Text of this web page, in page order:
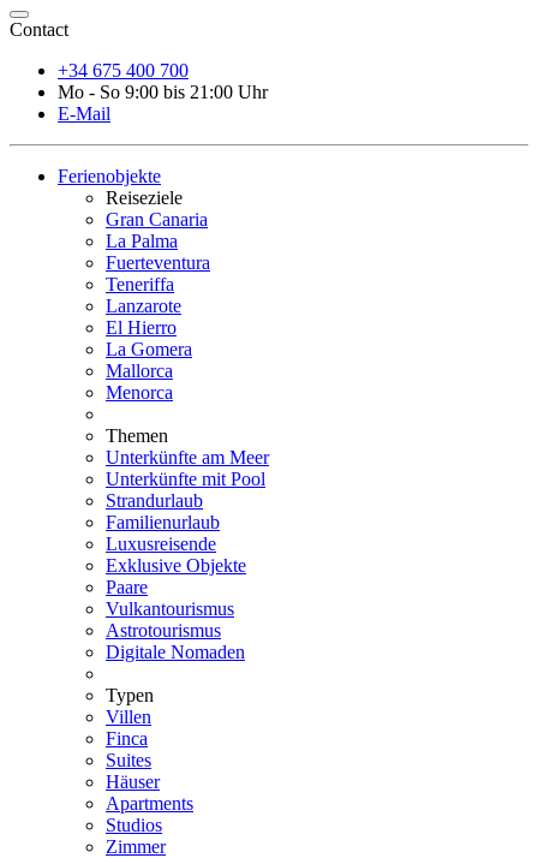
Contact
+34 675 400 700
Mo - So 9:00 bis 21:00 Uhr
E-Mail
Ferienobjekte
Reiseziele
Gran Canaria
La Palma
Fuerteventura
Teneriffa
Lanzarote
El Hierro
La Gomera
Mallorca
Menorca
Themen
Unterkünfte am Meer
Unterkünfte mit Pool
Strandurlaub
Familienurlaub
Luxusreisende
Exklusive Objekte
Paare
Vulkantourismus
Astrotourismus
Digitale Nomaden
Typen
Villen
Finca
Suites
Häuser
Apartments
Studios
Zimmer